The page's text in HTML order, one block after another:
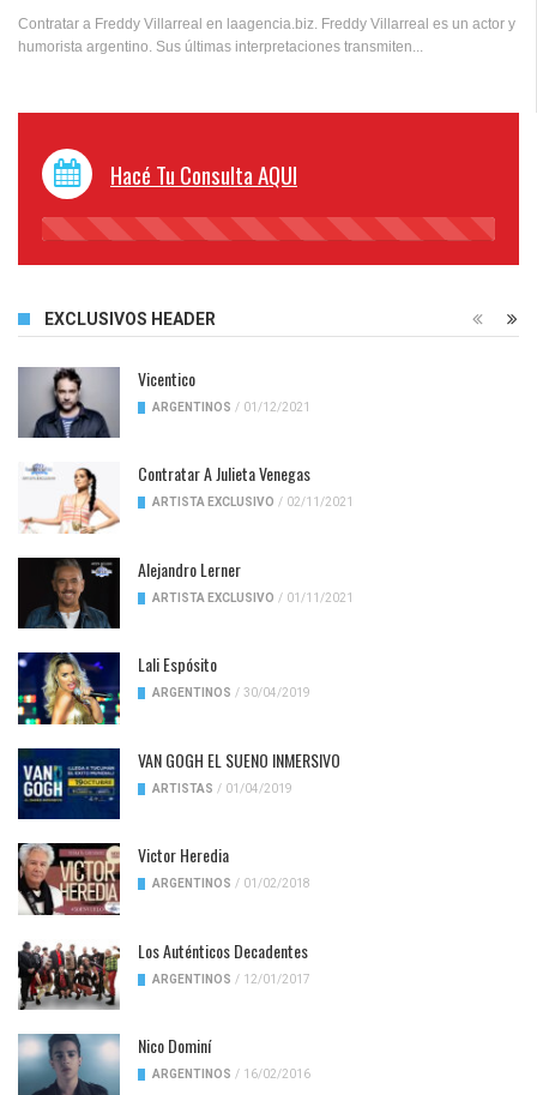
Contratar a Freddy Villarreal en laagencia.biz. Freddy Villarreal es un actor y
humorista argentino. Sus últimas interpretaciones transmiten...
Hacé Tu Consulta AQUI
45%
EXCLUSIVOS HEADER
Vicentico
ARGENTINOS / 01/12/2021
Contratar A Julieta Venegas
ARTISTA EXCLUSIVO / 02/11/2021
Alejandro Lerner
ARTISTA EXCLUSIVO / 01/11/2021
Lali Espósito
ARGENTINOS / 30/04/2019
VAN GOGH EL SUENO INMERSIVO
ARTISTAS / 01/04/2019
Victor Heredia
ARGENTINOS / 01/02/2018
Los Auténticos Decadentes
ARGENTINOS / 12/01/2017
Nico Dominí
ARGENTINOS / 16/02/2016